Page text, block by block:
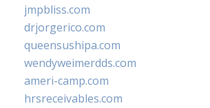
jmpbliss.com
drjorgerico.com
queensushipa.com
wendyweimerdds.com
ameri-camp.com
hrsreceivables.com